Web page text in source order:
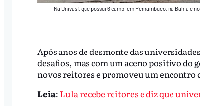
Na Univasf, que possui 6 campi em Pernambuco, na Bahia e
Após anos de desmonte das
desafios, mas com um aceno positivo
novos reitores e promoveu um encontro
Leia: Lula recebe reitores e diz que